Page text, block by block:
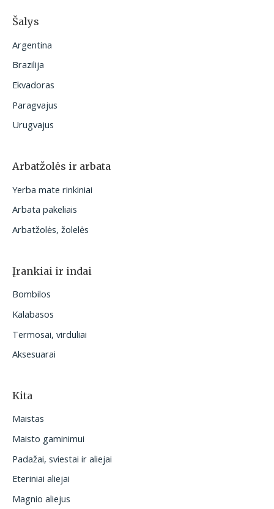
Šalys
Argentina
Brazilija
Ekvadoras
Paragvajus
Urugvajus
Arbatžolės ir arbata
Yerba mate rinkiniai
Arbata pakeliais
Arbatžolės, žolelės
Įrankiai ir indai
Bombilos
Kalabasos
Termosai, virduliai
Aksesuarai
Kita
Maistas
Maisto gaminimui
Padažai, sviestai ir aliejai
Eteriniai aliejai
Magnio aliejus